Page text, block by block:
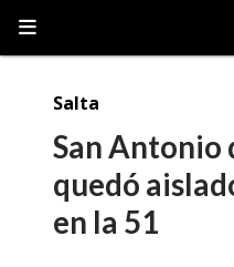
San Antonio
quedó
en la 51
Salta